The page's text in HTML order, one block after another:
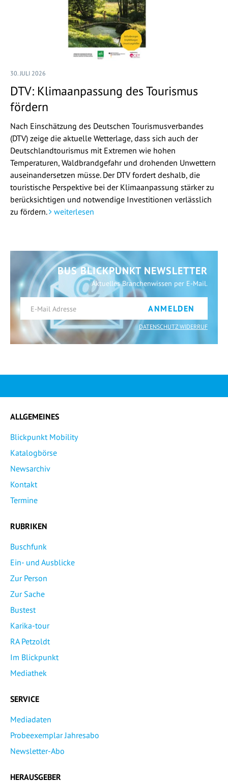
30. JULI 2026
DTV: Klimaanpassung des Tourismus
fördern
Nach Einschätzung des Deutschen Tourismusverbandes
(DTV) zeige die aktuelle Wetterlage, dass sich auch der
Deutschlandtourismus mit Extremen wie hohen
Temperaturen, Waldbrandgefahr und drohenden Unwettern
auseinandersetzen müsse. Der DTV fordert deshalb, die
touristische Perspektive bei der Klimaanpassung stärker zu
berücksichtigen und notwendige Investitionen verlässlich
zu fördern.
weiterlesen
BUS BLICKPUNKT NEWSLETTER
Aktuelles Branchenwissen per E-Mail.
ANMELDEN
DATENSCHUTZ WIDERRUF
ALLGEMEINES
Blickpunkt Mobility
Katalogbörse
Newsarchiv
Kontakt
Termine
RUBRIKEN
Buschfunk
Ein- und Ausblicke
Zur Person
Zur Sache
Bustest
Karika-tour
RA Petzoldt
Im Blickpunkt
Mediathek
SERVICE
Mediadaten
Probeexemplar Jahresabo
Newsletter-Abo
HERAUSGEBER